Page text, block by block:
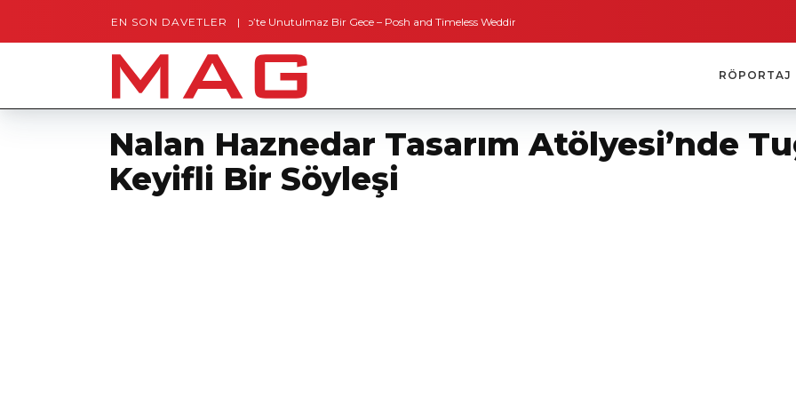
EN SON DAVETLER
Gaziantep’te Unutulmaz Bir Gece – Posh and Timeless Weddings Bodrum’dan İngiltere’ye Kısa Bir Yolculuk
RÖPORTAJ
Nalan Haznedar Tasarım Atölyesi’nde
Keyifli Bir Söyleşi